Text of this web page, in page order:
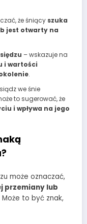
że śniący szuka
jest otwarty na
– wskazuje na
i wartości
.
we śnie
to sugerować, że
i wpływa na jego
może oznaczać,
przemiany lub
Może to być znak,